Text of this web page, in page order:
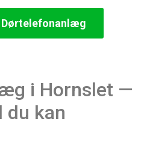
Dørtelefonanlæg
i Hornslet —
du kan